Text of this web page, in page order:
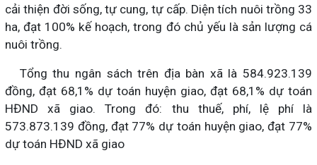
cải thiện đời sống, tự cung, tự cấp. Diện tích nuôi trồng 33
ha, đạt 100% kế hoạch, trong đó chủ yếu là sản lượng cá
nuôi trồng.
Tổng thu ngân sách trên địa bàn xã là 584.923.139
đồng, đạt 68,1% dự toán huyện giao, đạt 68,1% dự toán
HĐND xã giao. Trong đó: thu thuế, phí, lệ phí là
573.873.139 đồng, đạt 77% dự toán huyện giao, đạt 77%
dự toán HĐND xã giao